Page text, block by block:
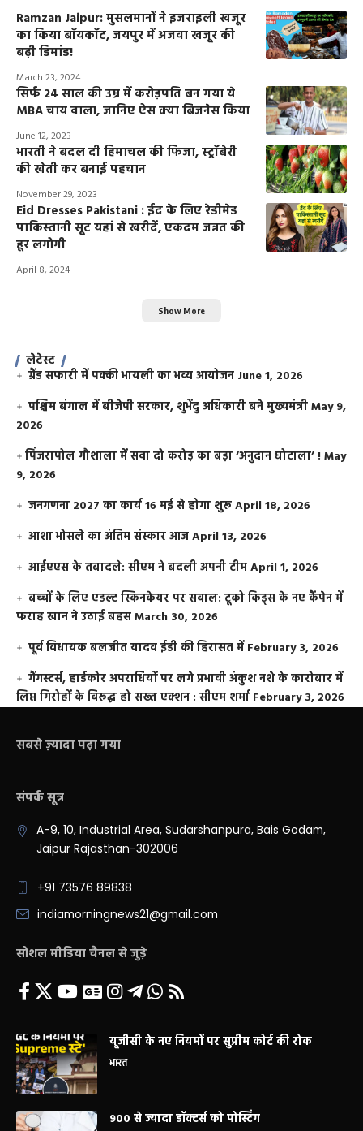
Ramzan Jaipur: मुसलमानों ने इजराइली खजूर
का किया बॉयकॉट, जयपुर में अजवा खजूर की
बढ़ी डिमांड!
March 23, 2024
सिर्फ 24 साल की उम्र में करोड़पति बन गया ये
MBA चाय वाला, जानिए ऐस क्या बिजनेस किया
June 12, 2023
भारती ने बदल दी हिमाचल की फिजा, स्ट्रॉबेरी
की खेती कर बनाई पहचान
November 29, 2023
Eid Dresses Pakistani : ईद के लिए रेडीमेड
पाकिस्तानी सूट यहां से खरीदें, एकदम जन्नत की
हूर लगोगी
April 8, 2024
Show More
लेटेस्ट
ग्रैंड सफारी में पक्की भायली का भव्य आयोजन June 1, 2026
पश्चिम बंगाल में बीजेपी सरकार, शुभेंदु अधिकारी बने मुख्यमंत्रीMay 9,
2026
​पिंजरापोल गौशाला में सवा दो करोड़ का बड़ा ‘अनुदान घोटाला’ !May
9, 2026
जनगणना 2027 का कार्य 16 मई से होगा शुरूApril 18, 2026
आशा भोसले का अंतिम संस्कार आजApril 13, 2026
आईएएस के तबादले: सीएम ने बदली अपनी टीमApril 1, 2026
बच्चों के लिए एडल्ट स्किनकेयर पर सवाल: टूको किड्स के नए कैंपेन में
फराह खान ने उठाई बहसMarch 30, 2026
पूर्व विधायक बलजीत यादव ईडी की हिरासत में February 3, 2026
गैंगस्टर्स, हार्डकोर अपराधियों पर लगे प्रभावी अंकुश नशे के कारोबार में
लिप्त गिरोहों के विरूद्ध हो सख्त एक्शन : सीएम शर्मा February 3, 2026
सबसे ज़्यादा पढ़ा गया
संपर्क सूत्र
A-9, 10, Industrial Area, Sudarshanpura, Bais Godam,
Jaipur Rajasthan-302006
+91 73576 89838
indiamorningnews21@gmail.com
सोशल मीडिया चैनल से जुड़े
यूजीसी के नए नियमों पर सुप्रीम कोर्ट की रोक
भारत
900 से ज्यादा डॉक्टर्स को पोस्टिंग